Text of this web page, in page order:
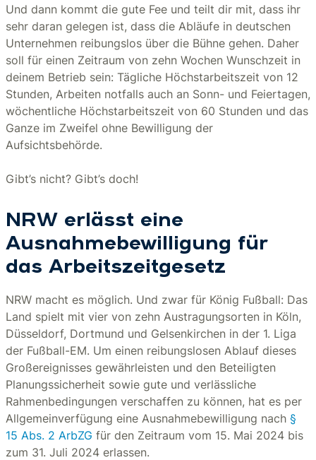
Und dann kommt die gute Fee und teilt dir mit, dass ihr
sehr daran gelegen ist, dass die Abläufe in deutschen
Unternehmen reibungslos über die Bühne gehen. Daher
soll für einen Zeitraum von zehn Wochen Wunschzeit in
deinem Betrieb sein: Tägliche Höchstarbeitszeit von 12
Stunden, Arbeiten notfalls auch an Sonn- und Feiertagen,
wöchentliche Höchstarbeitszeit von 60 Stunden und das
Ganze im Zweifel ohne Bewilligung der
Aufsichtsbehörde.
Gibt’s nicht? Gibt’s doch!
NRW erlässt eine
Ausnahmebewilligung für
das Arbeitszeitgesetz
NRW macht es möglich. Und zwar für König Fußball: Das
Land spielt mit vier von zehn Austragungsorten in Köln,
Düsseldorf, Dortmund und Gelsenkirchen in der 1. Liga
der Fußball-EM. Um einen reibungslosen Ablauf dieses
Großereignisses gewährleisten und den Beteiligten
Planungssicherheit sowie gute und verlässliche
Rahmenbedingungen verschaffen zu können, hat es per
Allgemeinverfügung eine Ausnahmebewilligung nach §
15 Abs. 2 ArbZG für den Zeitraum vom 15. Mai 2024 bis
zum 31. Juli 2024 erlassen.